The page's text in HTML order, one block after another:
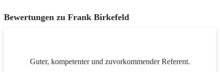
Bewertungen zu Frank Birkefeld
Guter, kompetenter und zuvorkommender Referent.